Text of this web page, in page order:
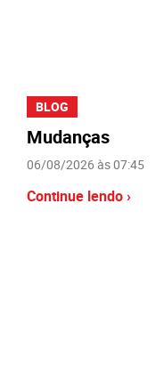
BLOG
Mudanças
06/08/2026 às 07:45
Continue lendo ›